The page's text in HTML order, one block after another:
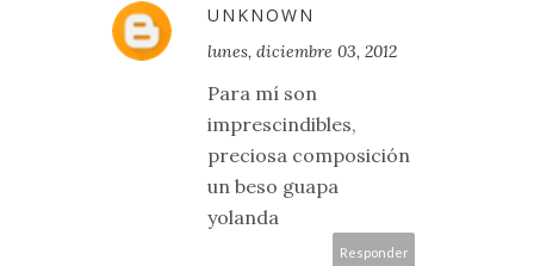
UNKNOWN
lunes, diciembre 03, 2012
Para mí son
imprescindibles,
preciosa composición
un beso guapa
yolanda
Responder